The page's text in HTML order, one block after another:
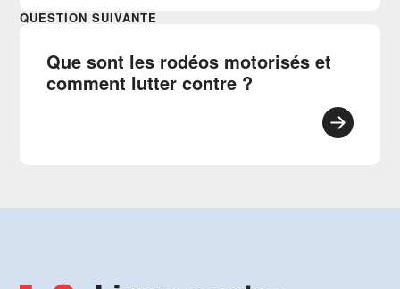
QUESTION SUIVANTE
Que sont les rodéos motorisés et
comment lutter contre ?